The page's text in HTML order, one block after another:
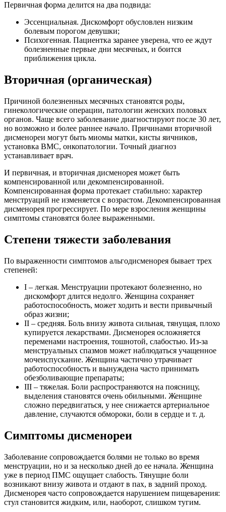
Первичная форма делится на два подвида:
Эссенциальная. Дискомфорт обусловлен низким
болевым порогом девушки;
Психогенная. Пациентка заранее уверена, что ее ждут
болезненные первые дни месячных, и боится
приближения цикла.
Вторичная (органическая)
Причиной болезненных месячных становятся роды,
гинекологические операции, патологии женских половых
органов. Чаще всего заболевание диагностируют после 30 лет,
но возможно и более раннее начало. Причинами вторичной
дисменореи могут быть миомы матки, кисты яичников,
установка ВМС, онкопатологии. Точный диагноз
устанавливает врач.
И первичная, и вторичная дисменорея может быть
компенсированной или декомпенсированной.
Компенсированная форма протекает стабильно: характер
менструаций не изменяется с возрастом. Декомпенсированная
дисменорея прогрессирует. По мере взросления женщины
симптомы становятся более выраженными.
Степени тяжести заболевания
По выраженности симптомов альгодисменорея бывает трех
степеней:
I – легкая. Менструации протекают болезненно, но
дискомфорт длится недолго. Женщина сохраняет
работоспособность, может ходить и вести привычный
образ жизни;
II – средняя. Боль внизу живота сильная, тянущая, плохо
купируется лекарствами. Дисменорея осложняется
переменами настроения, тошнотой, слабостью. Из-за
менструальных спазмов может наблюдаться учащенное
мочеиспускание. Женщина частично утрачивает
работоспособность и вынуждена часто принимать
обезболивающие препараты;
III – тяжелая. Боли распространяются на поясницу,
выделения становятся очень обильными. Женщине
сложно передвигаться, у нее снижается артериальное
давление, случаются обмороки, боли в сердце и т. д.
Симптомы дисменореи
Заболевание сопровождается болями не только во время
менструации, но и за несколько дней до ее начала. Женщина
уже в период ПМС ощущает слабость. Тянущие боли
возникают внизу живота и отдают в пах, в задний проход.
Дисменорея часто сопровождается нарушением пищеварения:
стул становится жидким, или, наоборот, слишком тугим.